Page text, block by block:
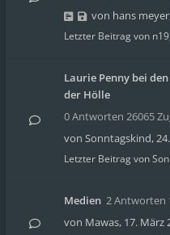
von hans meyer
Letzter Beitrag von n19
Laurie Penny bei
der Hölle
0 Antworten 26065
von Sonntagskind,
Letzter Beitrag von
Medien 2 Antworten
von Mawas, 17. März